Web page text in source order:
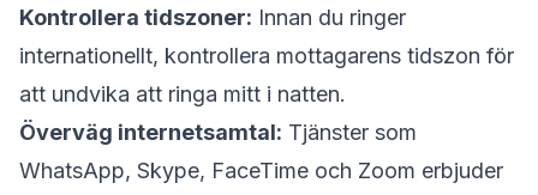
Kontrollera tidszoner: Innan du ringer
internationellt, kontrollera mottagarens tidszon för
att undvika att ringa mitt i natten.
Överväg internetsamtal: Tjänster som
WhatsApp, Skype, FaceTime och Zoom erbjuder